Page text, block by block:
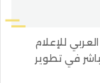
للإعلام
في تطوير